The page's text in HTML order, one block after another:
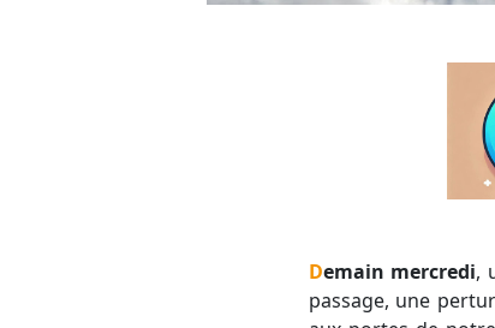
Demain mercredi,
passage, une